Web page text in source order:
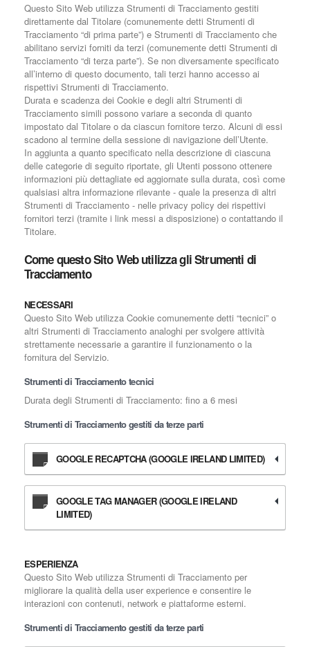
Questo Sito Web utilizza Strumenti di Tracciamento gestiti
direttamente dal Titolare (comunemente detti Strumenti di
Tracciamento “di prima parte”) e Strumenti di Tracciamento che
abilitano servizi forniti da terzi (comunemente detti Strumenti di
Tracciamento “di terza parte”). Se non diversamente specificato
all’interno di questo documento, tali terzi hanno accesso ai
rispettivi Strumenti di Tracciamento.
Durata e scadenza dei Cookie e degli altri Strumenti di
Tracciamento simili possono variare a seconda di quanto
impostato dal Titolare o da ciascun fornitore terzo. Alcuni di essi
scadono al termine della sessione di navigazione dell’Utente.
In aggiunta a quanto specificato nella descrizione di ciascuna
delle categorie di seguito riportate, gli Utenti possono ottenere
informazioni più dettagliate ed aggiornate sulla durata, così come
qualsiasi altra informazione rilevante - quale la presenza di altri
Strumenti di Tracciamento - nelle privacy policy dei rispettivi
fornitori terzi (tramite i link messi a disposizione) o contattando il
Titolare.
Come questo Sito Web utilizza gli Strumenti di
Tracciamento
NECESSARI
Questo Sito Web utilizza Cookie comunemente detti “tecnici” o
altri Strumenti di Tracciamento analoghi per svolgere attività
strettamente necessarie a garantire il funzionamento o la
fornitura del Servizio.
Strumenti di Tracciamento tecnici
Durata degli Strumenti di Tracciamento: fino a 6 mesi
Strumenti di Tracciamento gestiti da terze parti
GOOGLE RECAPTCHA (GOOGLE IRELAND LIMITED)
GOOGLE TAG MANAGER (GOOGLE IRELAND
LIMITED)
ESPERIENZA
Questo Sito Web utilizza Strumenti di Tracciamento per
migliorare la qualità della user experience e consentire le
interazioni con contenuti, network e piattaforme esterni.
Strumenti di Tracciamento gestiti da terze parti